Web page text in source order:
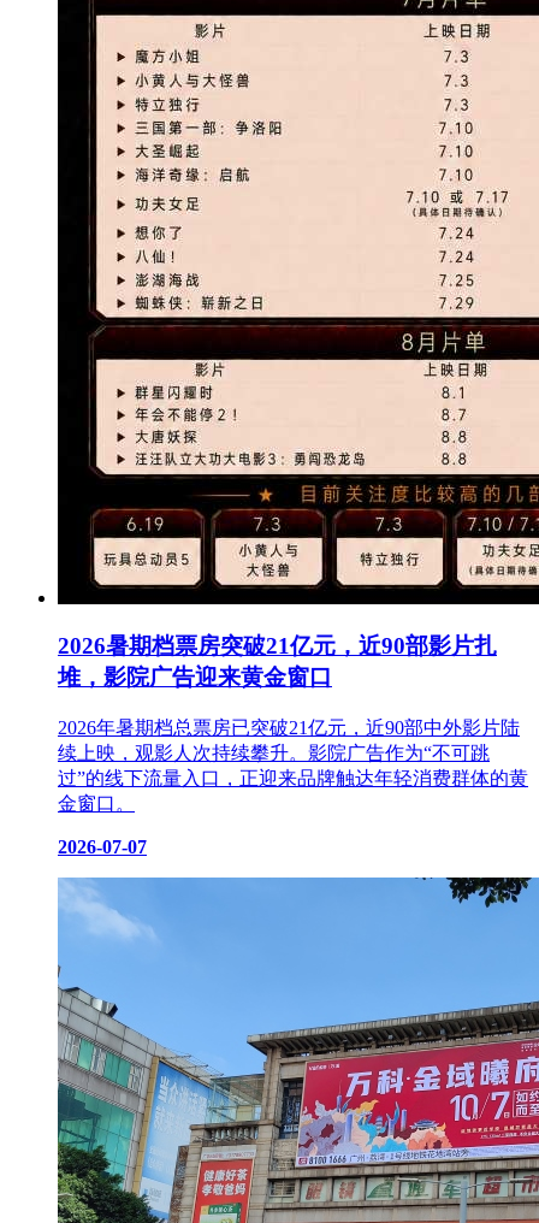
2026暑期档票房突破21亿元，近90部影片扎
堆，影院广告迎来黄金窗口
2026年暑期档总票房已突破21亿元，近90部中外影片陆
续上映，观影人次持续攀升。影院广告作为“不可跳
过”的线下流量入口，正迎来品牌触达年轻消费群体的黄
金窗口。
2026-07-07